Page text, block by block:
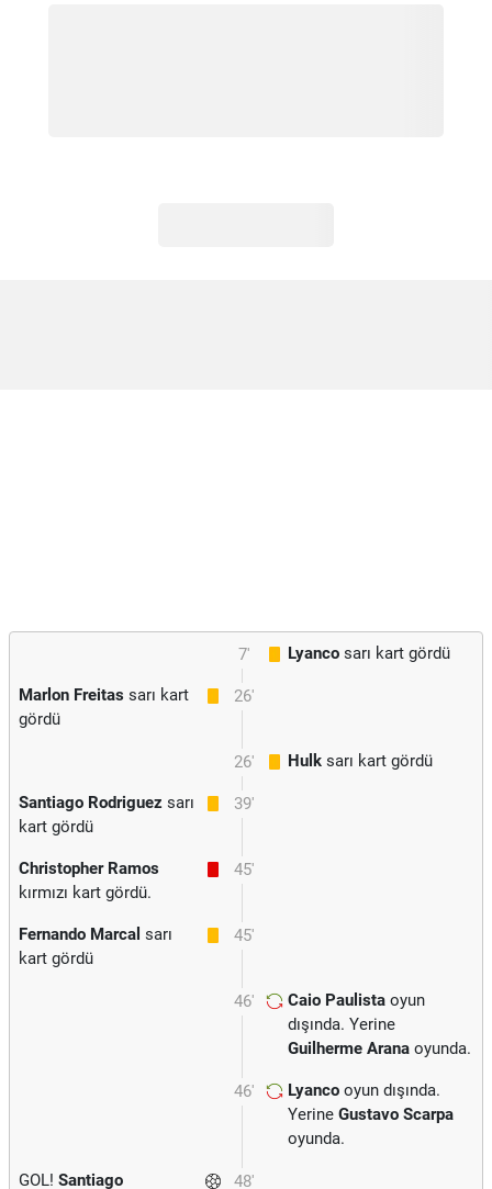
7' Lyanco sarı kart gördü
26'
Marlon Freitas sarı kart
gördü
26' Hulk sarı kart gördü
39'
Santiago Rodriguez sarı
kart gördü
45'
Christopher Ramos
kırmızı kart gördü.
45'
Fernando Marcal sarı
kart gördü
46' Caio Paulista oyun
dışında. Yerine
Guilherme Arana oyunda.
46' Lyanco oyun dışında.
Yerine Gustavo Scarpa
oyunda.
48'
GOL! Santiago